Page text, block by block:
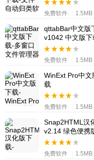
免费软件 1.5MB
qttabBar中文版
v1042 中文版下
免费软件 1.5MB
WinExt Pro中
载
免费软件 1.5MB
Snap2HTML汉
v2.14 绿色便携
免费软件 1.5MB